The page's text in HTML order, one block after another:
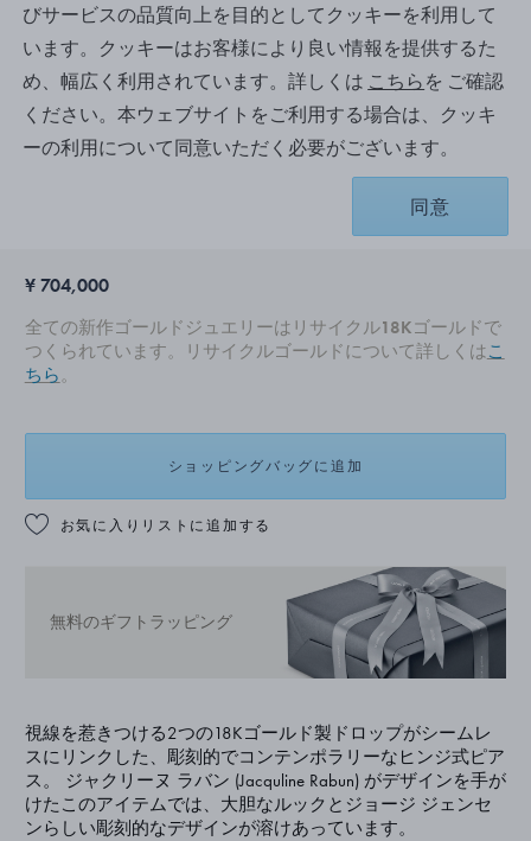
ジョージ ジェンセン リフレクト コレクション
ジョージ ジェンセン リフレクト
(GEORG JENSEN REFLECT) ピアス
¥ 704,000
全ての新作ゴールドジュエリーはリサイクル18Kゴールドで
つくられています。リサイクルゴールドについて詳しくはこ
ちら。
ショッピングバッグに追加
お気に入りリストに追加する
無料のギフトラッピング
視線を惹きつける2つの18Kゴールド製ドロップがシームレ
スにリンクした、彫刻的でコンテンポラリーなヒンジ式ピア
ス。 ジャクリーヌ ラバン (Jacquline Rabun) がデザインを手が
けたこのアイテムでは、大胆なルックとジョージ ジェンセ
ンらしい彫刻的なデザインが溶けあっています。
びサービスの品質向上を目的としてクッキーを利用して
います。クッキーはお客様により良い情報を提供するた
め、幅広く利用されています。詳しくは こちらを ご確認
ください。本ウェブサイトをご利用する場合は、クッキ
ーの利用について同意いただく必要がございます。
同意